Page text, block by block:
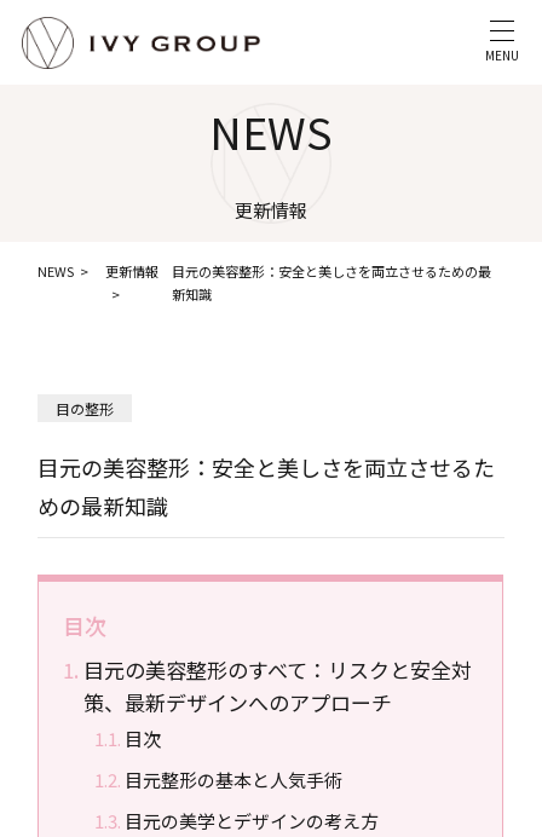
MENU
NEWS
更新情報
NEWS 更新情報
目元の美容整形：安全と美しさを両立させるための最
新知識
目の整形
目元の美容整形：安全と美しさを両立させるた
めの最新知識
目次
目元の美容整形のすべて：リスクと安全対
策、最新デザインへのアプローチ
目次
目元整形の基本と人気手術
目元の美学とデザインの考え方